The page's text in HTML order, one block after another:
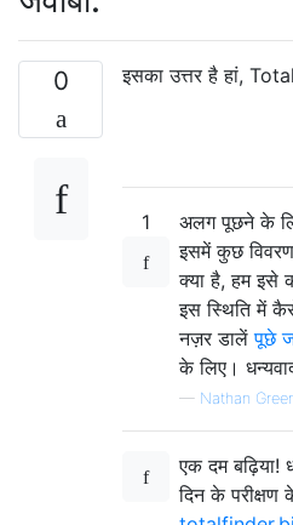
0 इसका उत्तर है हां,
1
अलग पूछने के
इसमें कुछ
क्या है, हम इसे
इस स्थिति में
नज़र डालेंपूछे
के लिए।
— Nathan
एक दम बढ़िया!
दिन के